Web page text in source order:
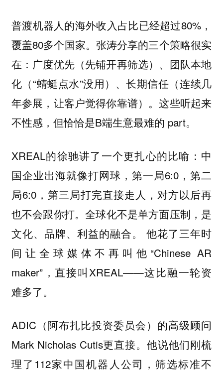
普渡机器人的海外收入占比已经超过80%，
覆盖80多个国家。张涛分享的三个策略很实
在：广度优先（先铺开再筛选）、团队本地
化（“蜻蜓点水”没用）、长期信任（连续几
年参展，让客户觉得你靠谱）。这些听起来
不性感，但恰恰是B端生意最难的 part。
XREAL的徐驰讲了一个更扎心的比喻：中
国企业出海就像打网球，第一局6:0，第二
局6:0，第三局打完直接走人，对方以后再
也不会跟你打。全球化不是单方面压制，是
文化、品牌、利益的融合。
他花了三年时
间让全球媒体不再叫他“Chinese AR
maker”，直接叫XREAL——这比融一轮资
难多了。
ADIC（阿布扎比投资委员会）的高级顾问
Mark Nicholas Cutis更直接。他说他们刚梳
理了112家中国机器人公司，筛选标准不